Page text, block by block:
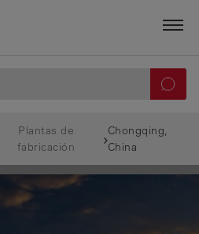
Plantas de
fabricación
Chongqing,
China